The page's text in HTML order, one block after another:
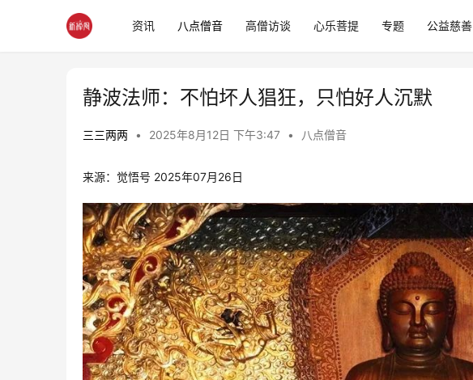
资讯 八点僧音 高僧访谈 心乐菩提 专题 公益慈善
静波法师：不怕坏人猖狂，只怕好人沉默
三三两两 • 2025年8月12日 下午3:47 • 八点僧音
来源：觉悟号 2025年07月26日